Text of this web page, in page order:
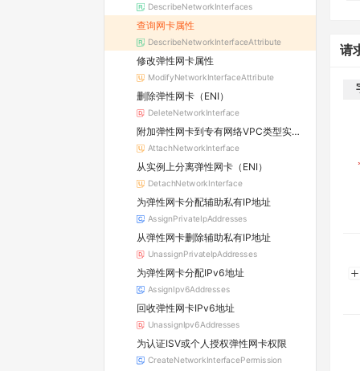
DescribeNetworkInterfaces
查询网卡属性
DescribeNetworkInterfaceAttribute
修改弹性网卡属性
ModifyNetworkInterfaceAttribute
删除弹性网卡（ENI）
DeleteNetworkInterface
附加弹性网卡到专有网络VPC类型实例上
AttachNetworkInterface
从实例上分离弹性网卡（ENI）
DetachNetworkInterface
为弹性网卡分配辅助私有IP地址
AssignPrivateIpAddresses
从弹性网卡删除辅助私有IP地址
UnassignPrivateIpAddresses
为弹性网卡分配IPv6地址
AssignIpv6Addresses
回收弹性网卡IPv6地址
UnassignIpv6Addresses
为认证ISV或个人授权弹性网卡权限
CreateNetworkInterfacePermission
请